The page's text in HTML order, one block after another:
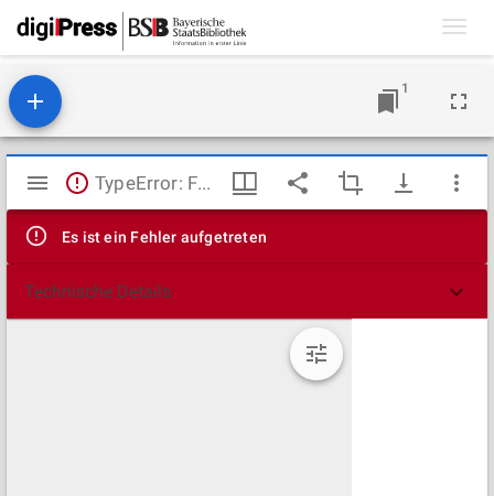
1
Mirador
Viewer
TypeError: Failed to fetch
Es ist ein Fehler aufgetreten
Technische Details